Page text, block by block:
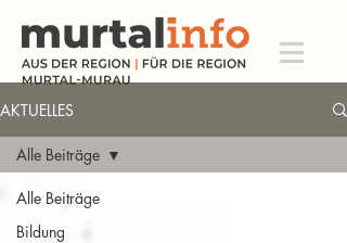
AKTUELLES
Alle Beiträge
Bildung
Alle Beiträge